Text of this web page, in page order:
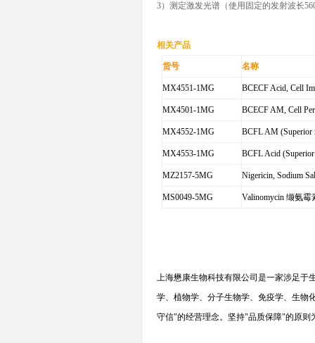
3） 测定激发光谱（使用固定的发射波长
相关产品
货号 名称
MX4551-1MG BCECF Acid, Cell
MX4501-1MG BCECF AM, Cell
MX4552-1MG BCFL AM (Superior
MX4553-1MG BCFL Acid
MZ2157-5MG Nigericin, Sodium
MS0049-5MG Valinomycin缬氨霉
上海懋康生物科技有限公司是一家涉足于
学、植物学、分子生物学、免疫学、生物
守信"的经营理念。坚持"品质保障"的原则